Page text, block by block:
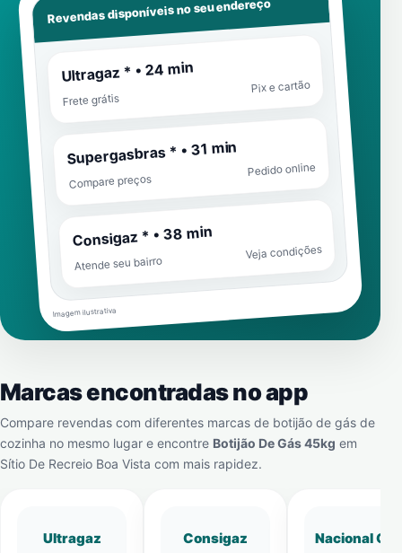
Revendas disponíveis no seu endereço
Ultragaz * • 24 min
Frete grátis
Pix e cartão
Supergasbras * • 31 min
Compare preços
Pedido online
Consigaz * • 38 min
Atende seu bairro
Veja condições
Imagem ilustrativa
Marcas encontradas no app
Compare revendas com diferentes marcas de botijão de gás de
cozinha no mesmo lugar e encontre Botijão De Gás 45kg em
Sítio De Recreio Boa Vista com mais rapidez.
Ultragaz Consigaz Nacional Gás